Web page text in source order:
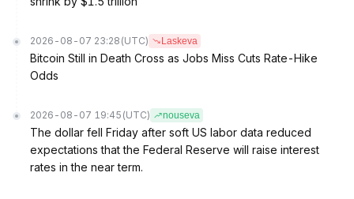
2026-08-07 23:28 (UTC) Laskeva
Bitcoin Still in Death Cross as Jobs Miss Cuts Rate-Hike
Odds
2026-08-07 19:45 (UTC) nouseva
The dollar fell Friday after soft US labor data reduced
expectations that the Federal Reserve will raise interest
rates in the near term.